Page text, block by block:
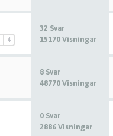
4
32 Svar
15170 Visningar
8 Svar
48770 Visningar
0 Svar
2886 Visningar